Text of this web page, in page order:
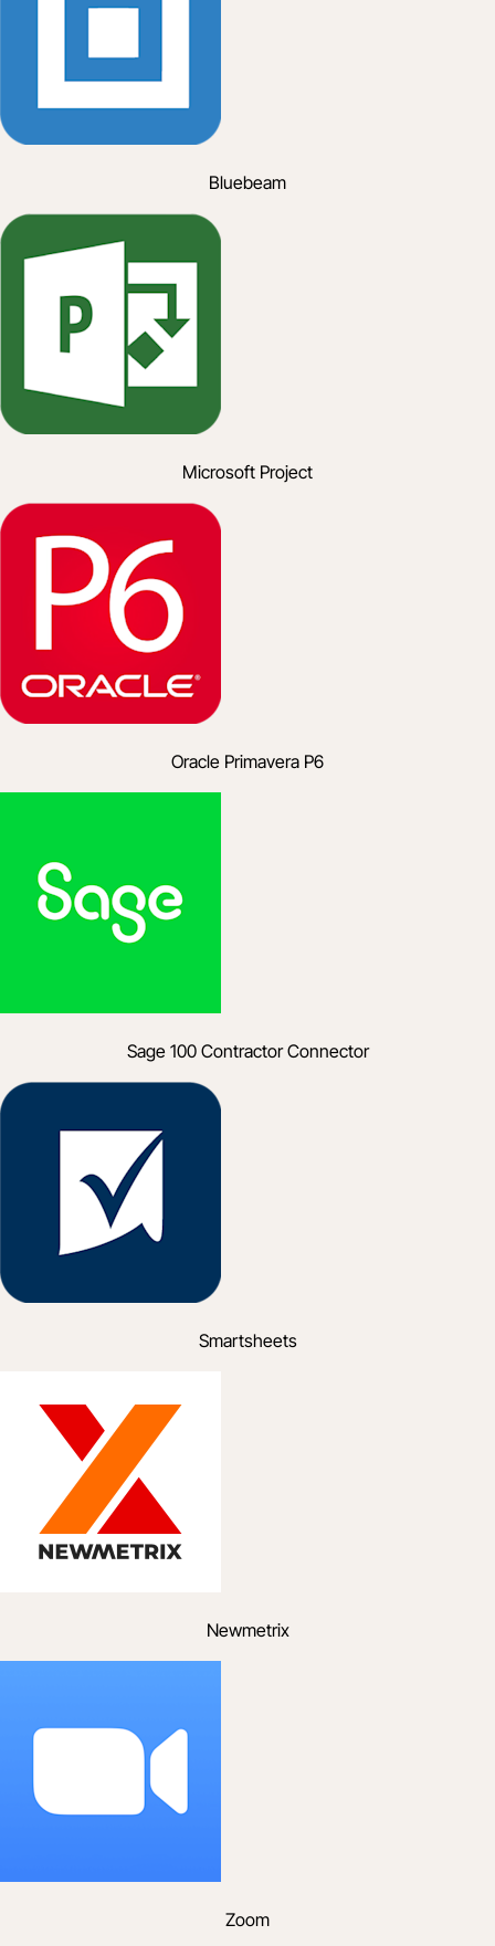
Bluebeam
Microsoft Project
Oracle Primavera P6
Sage 100 Contractor Connector
Smartsheets
Newmetrix
Zoom